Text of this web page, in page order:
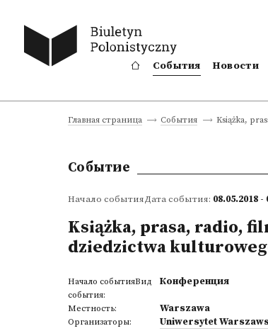
События Новости
Главная страница События Książka,
Событие
Начало событияДата события: 08.05.2018 -
Książka, prasa, radio,
dziedzictwa
Начало событияВид
события:
Конференция
Местность: Warszawa
Организаторы: Uniwersytet